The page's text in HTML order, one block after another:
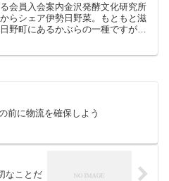
会員入会案内金沢発酵文化研究所
らシェア伊勢日野菜。もともと滋
野町にあるかぶらの一種ですが、
前に物流を確保しよう
なことだ